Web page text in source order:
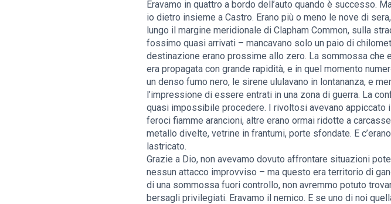
Eravamo in quattro a bordo dell’auto quando è successo.
io dietro insieme a Castro. Erano più o meno le nove di
lungo il margine meridionale di Clapham Common, sulla
fossimo quasi arrivati – mancavano solo un paio di
destinazione erano prossime allo zero. La sommossa che
era propagata con grande rapidità, e in quel momento
un denso fumo nero, le sirene ululavano in lontananza, e
l’impressione di essere entrati in una zona di guerra. La
quasi impossibile procedere. I rivoltosi avevano appiccato
feroci fiamme arancioni, altre erano ormai ridotte a
metallo divelte, vetrine in frantumi, porte sfondate. E
lastricato.
Grazie a Dio, non avevamo dovuto affrontare situazioni
nessun attacco improvviso – ma questo era territorio di
di una sommossa fuori controllo, non avremmo potuto
bersagli privilegiati. Eravamo il nemico. E se uno di noi